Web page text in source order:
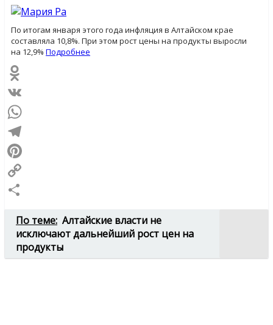
По итогам января этого года инфляция в Алтайском крае
составляла 10,8%. При этом рост цены на продукты выросли
на 12,9% Подробнее
Odnoklassniki
VK
WhatsApp
Telegram
Pinterest
Copy
По теме: Алтайские власти не
исключают дальнейший рост цен на
продукты